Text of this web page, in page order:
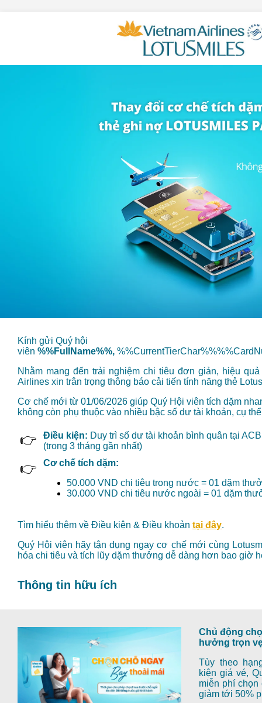
Kính gửi Quý hội
viên %%FullName%%,
Nhằm mang đến trải nghiệm chi tiêu đơn giản, hiệu
Airlines xin trân trọng thông báo cải tiến tính năng thẻ
Cơ chế mới từ 01/06/2026 giúp Quý Hội viên tích dặm
không còn phụ thuộc vào nhiều bậc số dư tài khoản, cụ
👉 Điều kiện: Duy trì số dư tài khoản bình quân tại
(trong 3 tháng gần nhất)
👉
Cơ chế tích dặm:
50.000 VND chi tiêu trong nước = 01 dặm
30.000 VND chi tiêu nước ngoài = 01 dặm
Tìm hiểu thêm về Điều kiện & Điều khoản tại đây.
Quý Hội viên hãy tận dụng ngay cơ chế mới cùng
hóa chi tiêu và tích lũy dặm thưởng dễ dàng hơn bao giờ
Thông tin hữu ích
Chủ động
hưởng trọn
Tùy theo
kiện giá vé,
miễn phí
giảm tới 50%